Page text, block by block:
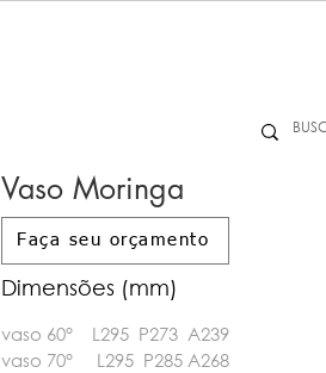
Vaso Moringa
Dimensões (mm)
vaso 60° L295 P273 A239
vaso 70° L295 P285 A268
Faça seu orçamento